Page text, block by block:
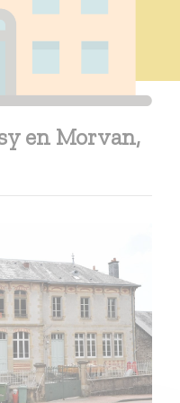
en Morvan,